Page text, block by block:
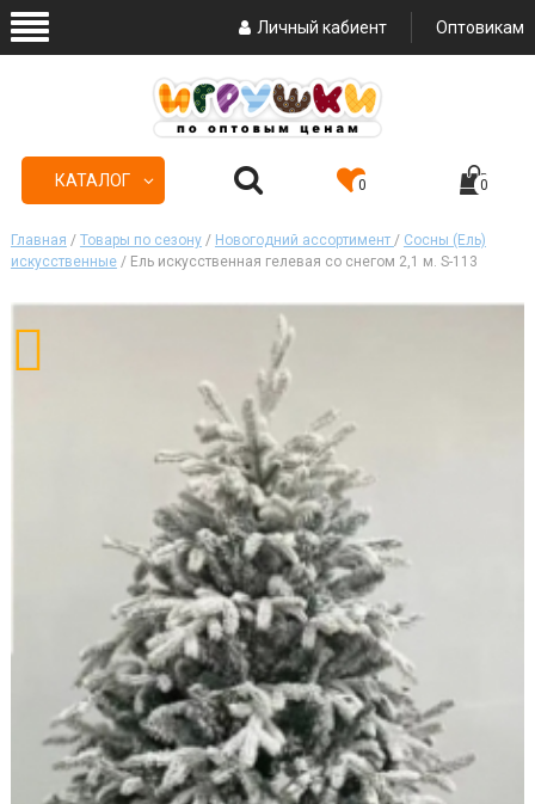
Личный кабиент Оптовикам
КАТАЛОГ 0 0
Главная / Товары по сезону/ Новогодний ассортимент / Сосны (Ель)
искусственные/ Ель искусственная гелевая со снегом 2,1 м. S-113
